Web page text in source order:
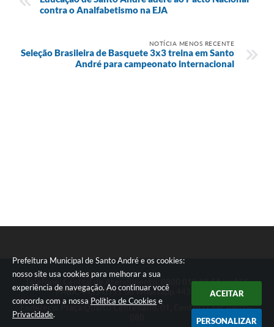
Prefeitura Municipal de Santo André e os cookies:
nosso site usa cookies para melhorar a sua
experiência de navegação. Ao continuar você
concorda com a nossa Política de Cookies e
Privacidade.
ACEITAR
PERSONALIZAR
contra o Analfabetismo na EJA
NOTÍCIA MENOS RECENTE
Seleção Brasileira de Basquete 3x3 treina em Santo
André para campeonato internacional
Telefone: Central de Atendimento: 0800 019 19 44 ou 156
PABX: 4433-0111 ou Whatsapp 4433-0123
Endereço: Praça Quarto Centenário, 01, Centro | CEP: 09015-